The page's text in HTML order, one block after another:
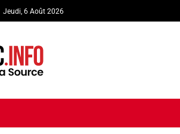
Jeudi, 6 Août 2026